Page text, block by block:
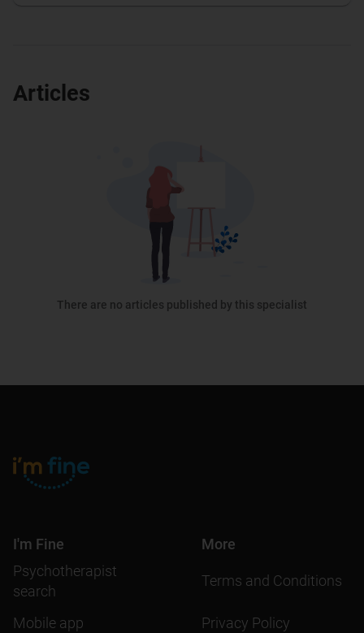
Articles
There are no articles published by this specialist
I'm Fine
Psychotherapist
search
Mobile app
More
Terms and Conditions
Privacy Policy